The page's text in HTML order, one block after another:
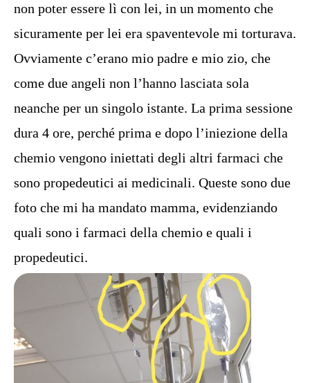
non poter essere lì con lei, in un momento che
sicuramente per lei era spaventevole mi torturava.
Ovviamente c’erano mio padre e mio zio, che
come due angeli non l’hanno lasciata sola
neanche per un singolo istante. La prima sessione
dura 4 ore, perché prima e dopo l’iniezione della
chemio vengono iniettati degli altri farmaci che
sono propedeutici ai medicinali. Queste sono due
foto che mi ha mandato mamma, evidenziando
quali sono i farmaci della chemio e quali i
propedeutici.